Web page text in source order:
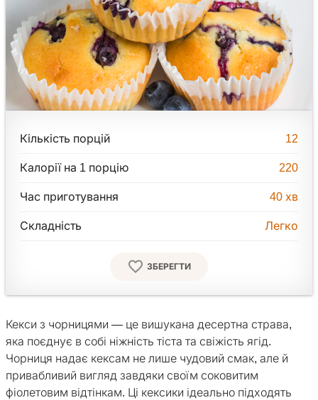
Кількість порцій 12
Калорії на 1 порцію 220
Час приготування 40 хв
Складність Легко
ЗБЕРЕГТИ
Кекси з чорницями — це вишукана десертна страва,
яка поєднує в собі ніжність тіста та свіжість ягід.
Чорниця надає кексам не лише чудовий смак, але й
привабливий вигляд завдяки своїм соковитим
фіолетовим відтінкам. Ці кексики ідеально підходять